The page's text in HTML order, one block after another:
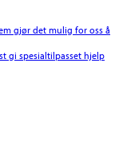
gjør det mulig for oss å
gi spesialtilpasset hjelp